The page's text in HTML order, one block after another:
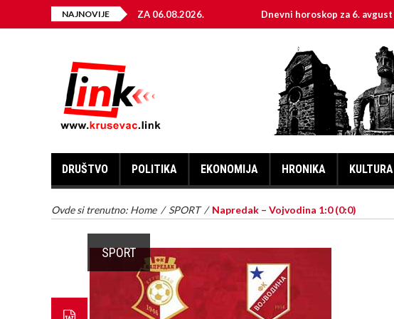
NAJNOVIJE
ENERGIJE ZA 06.08.2026. Dnevni horoskop za 6. avgust 2026.
DRUŠTVO POLITIKA EKONOMIJA HRONIKA KULTURA
Ovde si trenutno: Home / SPORT / Napredak – Vojvodina 1:0 (0:0)
SPORT